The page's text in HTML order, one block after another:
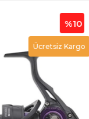
Ücretsiz Kargo